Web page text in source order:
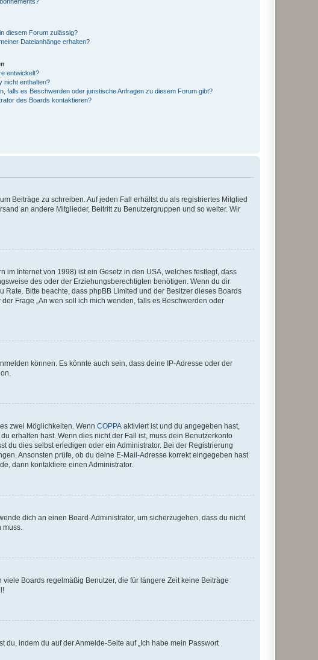
diesem Forum zulässig?
Dateianhänge erhalten?
entwickelt?
nicht enthalten?
falls es Beschwerden oder juristische Anfragen zu diesem Forum gibt?
des Boards kontaktieren?
Beiträge zu schreiben. Auf jeden Fall erhältst du als registriertes Mitglied
an andere Mitglieder, Beitritt zu Benutzergruppen und so weiter. Wir
im Internet von 1998) ist ein Gesetz in den USA, welches festlegt, dass
des oder der Erziehungsberechtigten benötigen. Wenn du dir
Bitte beachte, dass phpBB Limited und der Besitzer dieses Boards
Frage „An wen soll ich mich wenden, falls es Beschwerden oder
können. Es könnte auch sein, dass deine IP-Adresse oder der
zwei Möglichkeiten. Wenn COPPA aktiviert ist und du angegeben hast,
erhalten hast. Wenn dies nicht der Fall ist, muss dein Benutzerkonto
du dies selbst erledigen oder ein Administrator. Bei der Registrierung
Ansonsten prüfe, ob du deine E-Mail-Adresse korrekt eingegeben hast
dann kontaktiere einen Administrator.
dich an einen Board-Administrator, um sicherzugehen, dass du nicht
muss.
Boards regelmäßig Benutzer, die für längere Zeit keine Beiträge
indem du auf der Anmelde-Seite auf „Ich habe mein Passwort